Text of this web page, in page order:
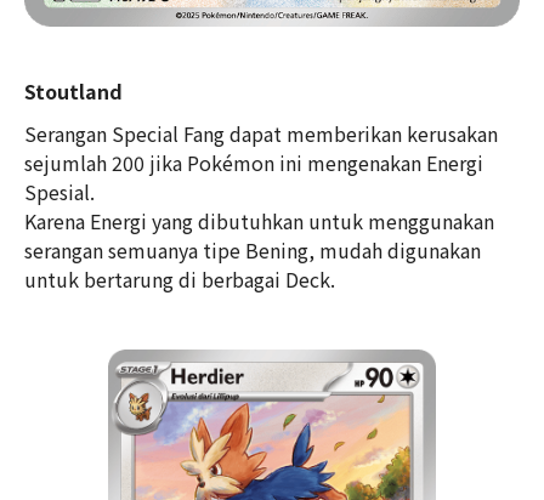
Stoutland
Serangan Special Fang dapat memberikan kerusakan
sejumlah 200 jika Pokémon ini mengenakan Energi
Spesial.
Karena Energi yang dibutuhkan untuk menggunakan
serangan semuanya tipe Bening, mudah digunakan
untuk bertarung di berbagai Deck.